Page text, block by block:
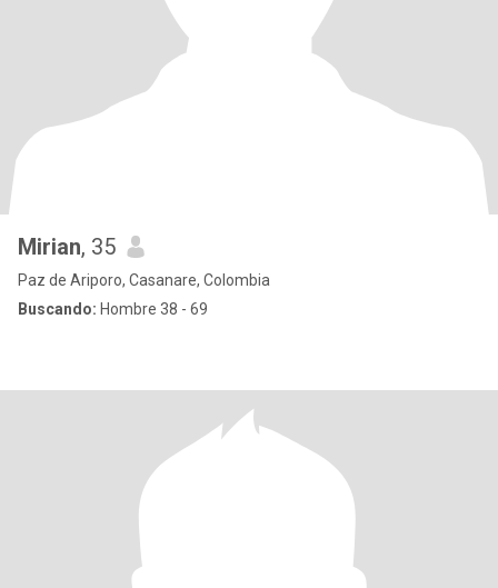
Mirian, 35
Paz de Ariporo, Casanare, Colombia
Buscando: Hombre 38 - 69